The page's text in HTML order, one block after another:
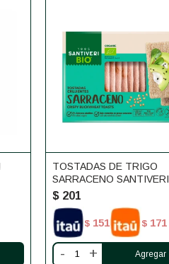
TOSTADAS DE TRIGO
SARRACENO SANTIVERI
$ 201
$ 151 $ 171
- +